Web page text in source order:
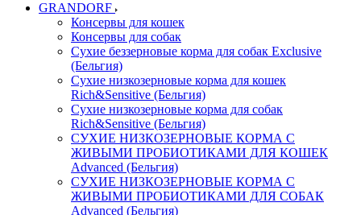
GRANDORF
Консервы для кошек
Консервы для собак
Сухие беззерновые корма для собак Exclusive
(Бельгия)
Сухие низкозерновые корма для кошек
Rich&Sensitive (Бельгия)
Сухие низкозерновые корма для собак
Rich&Sensitive (Бельгия)
СУХИЕ НИЗКОЗЕРНОВЫЕ КОРМА С
ЖИВЫМИ ПРОБИОТИКАМИ ДЛЯ КОШЕК
Advanced (Бельгия)
СУХИЕ НИЗКОЗЕРНОВЫЕ КОРМА С
ЖИВЫМИ ПРОБИОТИКАМИ ДЛЯ СОБАК
Advanced (Бельгия)